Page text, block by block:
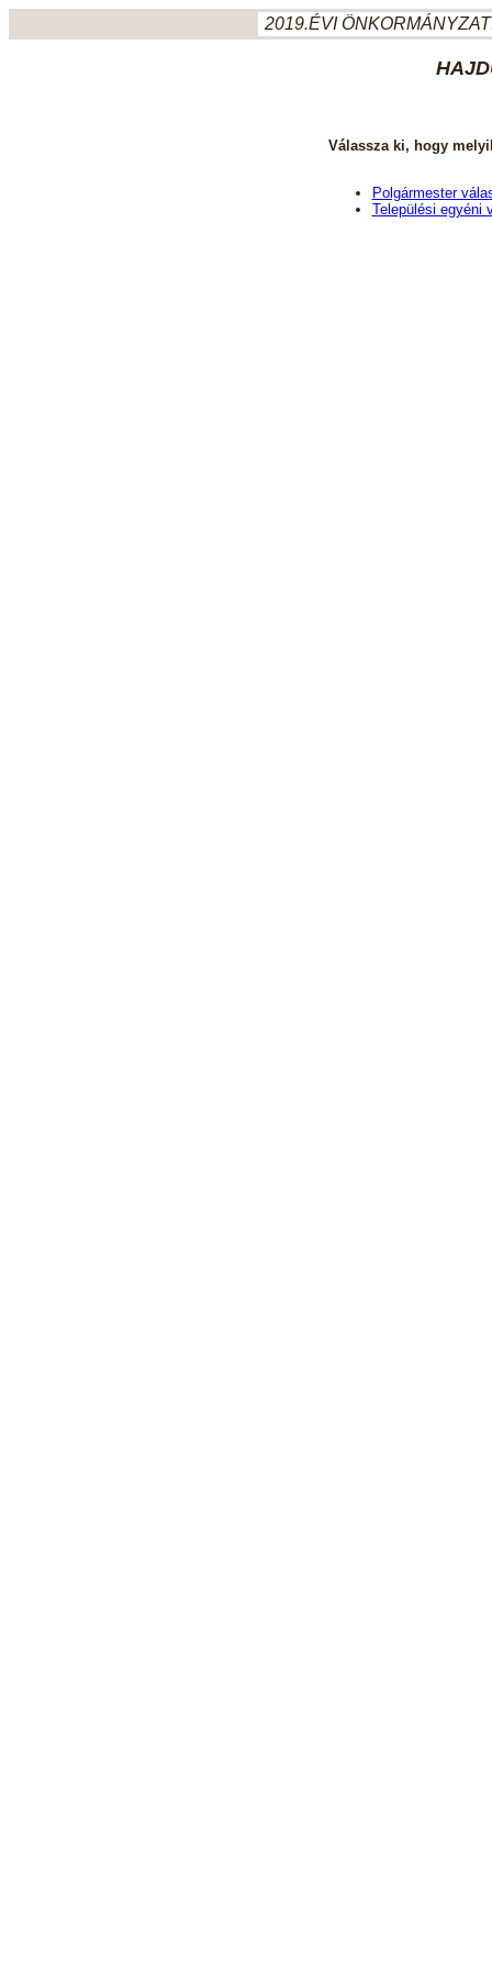
2019.ÉVI
Válassza ki, hogy
Polgármester
Települési egyéni